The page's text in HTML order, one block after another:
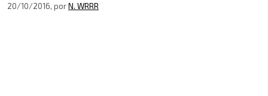
20/10/2016, porN. WRRR